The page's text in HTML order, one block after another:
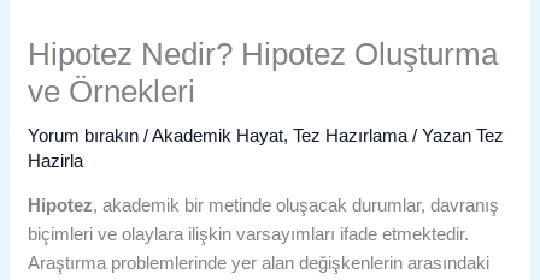
Hipotez Nedir? Hipotez Oluşturma
ve Örnekleri
Yorum bırakın /Akademik Hayat,Tez Hazırlama / Yazan Tez
Hazirla
Hipotez, akademik bir metinde oluşacak durumlar, davranış
biçimleri ve olaylara ilişkin varsayımları ifade etmektedir.
Araştırma problemlerinde yer alan değişkenlerin arasındaki